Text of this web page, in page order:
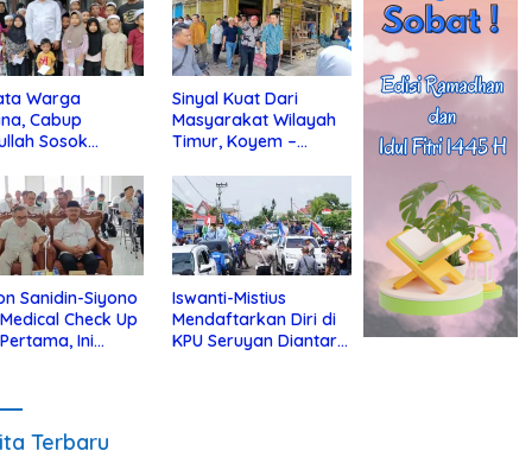
Warga
Cabup
Sosok
Sinyal Kuat Dari
Masyarakat Wilayah
Timur, Koyem –
di Kotim
Sanidin-Siyono
Check Up
Ini
Iswanti-Mistius
Mendaftarkan Diri di
KPU Seruyan Diantar
Terbaru